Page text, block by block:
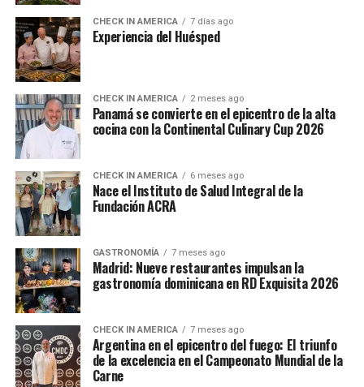
CHECK IN AMERICA 7 días ago
Experiencia del Huésped
CHECK IN AMERICA 2 meses ago
Panamá se convierte en el epicentro de la alta
cocina con la Continental Culinary Cup 2026
CHECK IN AMERICA 6 meses ago
Nace el Instituto de Salud Integral de la
Fundación ACRA
GASTRONOMÍA 7 meses ago
Madrid: Nueve restaurantes impulsan la
gastronomía dominicana en RD Exquisita 2026
CHECK IN AMERICA 7 meses ago
Argentina en el epicentro del fuego: El triunfo
de la excelencia en el Campeonato Mundial de la
Carne